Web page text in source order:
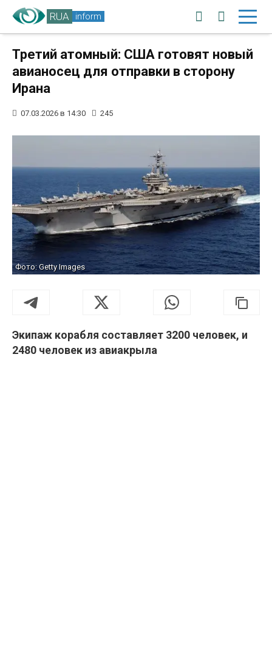
RUA inform
Третий атомный: США готовят новый
авианосец для отправки в сторону
Ирана
07.03.2026 в 14:30 245
Фото: Getty Images
Экипаж корабля составляет 3200 человек, и
2480 человек из авиакрыла